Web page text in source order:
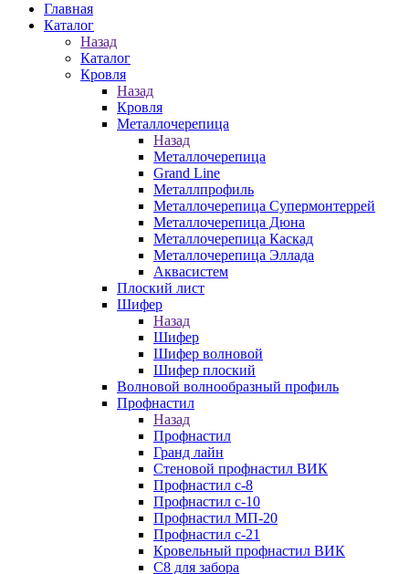
Главная
Каталог
Назад
Каталог
Кровля
Назад
Кровля
Металлочерепица
Назад
Металлочерепица
Grand Line
Металлпрофиль
Металлочерепица Супермонтеррей
Металлочерепица Дюна
Металлочерепица Каскад
Металлочерепица Эллада
Аквасистем
Плоский лист
Шифер
Назад
Шифер
Шифер волновой
Шифер плоский
Волновой волнообразный профиль
Профнастил
Назад
Профнастил
Гранд лайн
Стеновой профнастил ВИК
Профнастил с-8
Профнастил с-10
Профнастил МП-20
Профнастил с-21
Кровельный профнастил ВИК
С8 для забора